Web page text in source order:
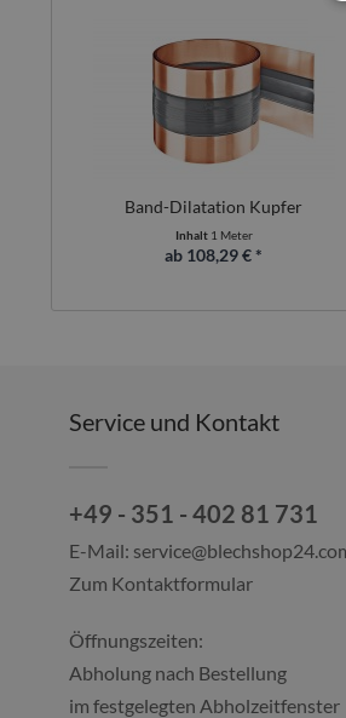
Band-Dilatation Kupfer
Inhalt 1 Meter
ab 108,29 € *
Service und Kontakt
+49 - 351 - 402 81 731
E-Mail:
Zum Kontaktformular
Öffnungszeiten:
Abholung nach Bestellung
im festgelegten Abholzeitfenster